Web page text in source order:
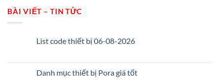
BÀI VIẾT – TIN TỨC
List code thiết bị 06-08-2026
Danh mục thiết bị Pora giá tốt